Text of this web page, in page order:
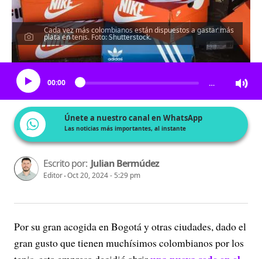
Cada vez más colombianos están dispuestos a gastar más
plata en tenis. Foto: Shutterstock.
Escucha el artículo
00:00 …
Únete a nuestro canal en WhatsApp
Las noticias más importantes, al instante
Escrito por: Julian Bermúdez
Editor Oct 20, 2024 - 5:29 pm
Por su gran acogida en Bogotá y otras ciudades, dado el
gran gusto que tienen muchísimos colombianos por los